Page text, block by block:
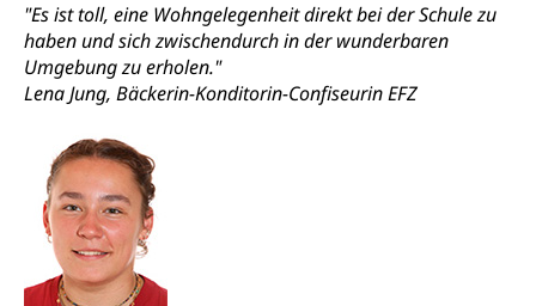
"Es ist toll, eine Wohngelegenheit direkt bei der Schule zu
haben und sich zwischendurch in der wunderbaren
Umgebung zu erholen."
Lena Jung, Bäckerin-Konditorin-Confiseurin EFZ